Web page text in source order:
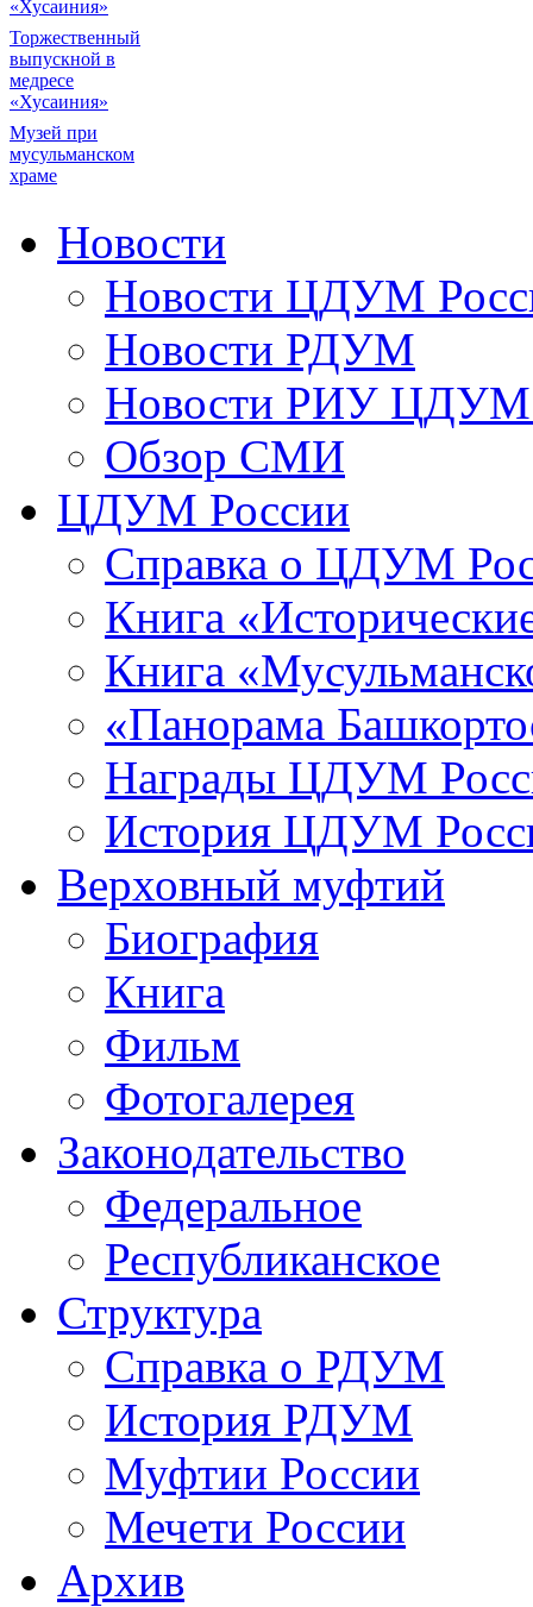
«Хусаиния»
Торжественный
выпускной в
медресе
«Хусаиния»
Музей при
мусульманском
храме
Новости
Новости ЦДУМ
Новости РДУМ
Новости РИУ ЦДУМ
Обзор СМИ
ЦДУМ России
Справка о ЦДУМ
Книга
Книга
«Панорама
Награды ЦДУМ
История ЦДУМ
Верховный муфтий
Биография
Книга
Фильм
Фотогалерея
Законодательство
Федеральное
Республиканское
Структура
Справка о РДУМ
История РДУМ
Муфтии России
Мечети России
Архив